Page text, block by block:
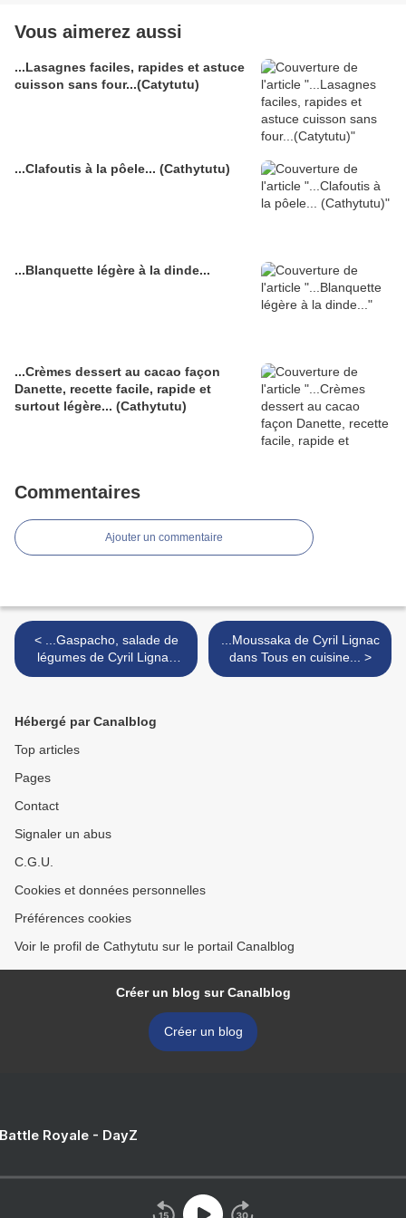
Vous aimerez aussi
...Lasagnes faciles, rapides et astuce
cuisson sans four...(Catytutu)
...Clafoutis à la pôele... (Cathytutu)
...Blanquette légère à la dinde...
...Crèmes dessert au cacao façon
Danette, recette facile, rapide et
surtout légère... (Cathytutu)
Commentaires
Ajouter un commentaire
< ...Gaspacho, salade de
légumes de Cyril Lignac
dans Tous en cuisine...
...Moussaka de Cyril Lignac
dans Tous en cuisine... >
Hébergé par Canalblog
Top articles
Pages
Contact
Signaler un abus
C.G.U.
Cookies et données personnelles
Préférences cookies
Voir le profil de Cathytutu sur le portail Canalblog
Créer un blog sur Canalblog
Créer un blog
Royale - DayZ